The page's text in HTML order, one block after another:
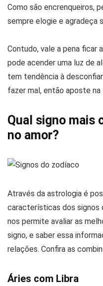
Como são encrenqueiros,
sempre elogie e agradeça
Contudo, vale a pena ficar
pode acender uma luz de
tem tendência à
fazer mal, então aposte
Qual signo mais
no amor?
Através da astrologia é
características dos signos
nos permite avaliar as
signo, e saber essa
relações. Confira as
Áries com Libra